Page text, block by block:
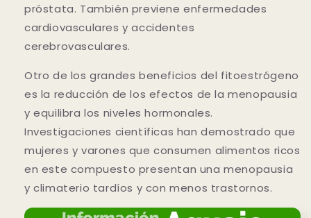
próstata. También previene enfermedades
cardiovasculares y accidentes
cerebrovasculares.
Otro de los grandes beneficios del fitoestrógeno
es la reducción de los efectos de la menopausia
y equilibra los niveles hormonales.
Investigaciones científicas han demostrado que
mujeres y varones que consumen alimentos ricos
en este compuesto presentan una menopausia
y climaterio tardíos y con menos trastornos.